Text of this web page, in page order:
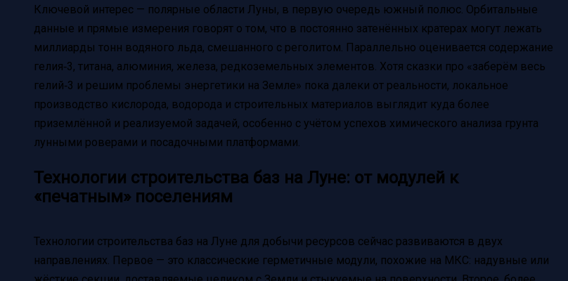
Ключевой интерес — полярные области Луны, в первую очередь южный полюс. Орбитальные
данные и прямые измерения говорят о том, что в постоянно затенённых кратерах могут лежать
миллиарды тонн водяного льда, смешанного с реголитом. Параллельно оценивается содержание
гелия‑3, титана, алюминия, железа, редкоземельных элементов. Хотя сказки про «заберём весь
гелий‑3 и решим проблемы энергетики на Земле» пока далеки от реальности, локальное
производство кислорода, водорода и строительных материалов выглядит куда более
приземлённой и реализуемой задачей, особенно с учётом успехов химического анализа грунта
лунными роверами и посадочными платформами.
Технологии строительства баз на Луне: от модулей к
«печатным» поселениям
Технологии строительства баз на Луне для добычи ресурсов сейчас развиваются в двух
направлениях. Первое — это классические герметичные модули, похожие на МКС: надувные или